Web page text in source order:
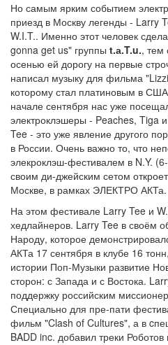
Но самым ярким событием
приезд в Москву легенды - Larry
W.I.T.. Именно этот человек
gonna get us" группы t.а.T.u., тем
осенью ей дорогу на первые
написал музыку для фильма
которому стал платиновым в
начале сентября нас уже
электроклэшеры - Peaches, Tiga
Tee - это уже явление другого
в России. Очень важно то, что
элекроклэш-фестивалем в N.Y.
своим ди-джейским сетом
Москве, в рамках ЭЛЕКТРО АКТа.
На этом фестивале Larry Tee и
хедлайнеров. Larry Tee в своём
Народу, которое
АКТа 17 сентября в клубе 16
истории Поп-Музыки развитие
сторон: с Запада и с Востока.
поддержку российским
Специально для пре-пати
фильм "Clash of Cultures", а в
BADD inc. добавил треки